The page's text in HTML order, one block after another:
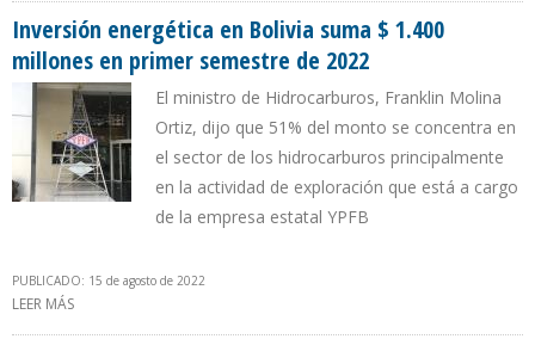
ELÉCTRICA
Inversión energética en Bolivia suma $ 1.400
millones en primer semestre de 2022
El ministro de Hidrocarburos, Franklin Molina
Ortiz, dijo que 51% del monto se concentra en
el sector de los hidrocarburos principalmente
en la actividad de exploración que está a cargo
de la empresa estatal YPFB
PUBLICADO: 15 de agosto de 2022
LEER MÁS